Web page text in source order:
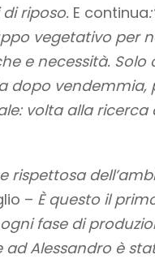
riposo. E continua
vegetativo per
e necessità. Solo
dopo vendemmia,
volta alla ricerca
– È questo il
fase di
Alessandro è